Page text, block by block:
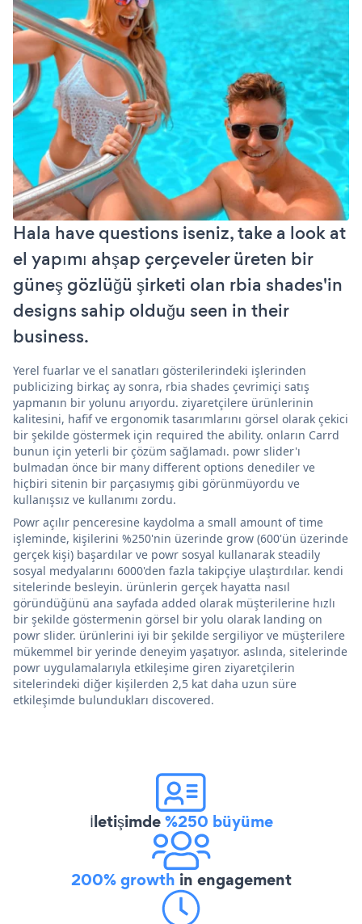
Hala have questions iseniz, take a look at
el yapımı ahşap çerçeveler üreten bir
güneş gözlüğü şirketi olan rbia shades'in
designs sahip olduğu seen in their
business.
Yerel fuarlar ve el sanatları gösterilerindeki işlerinden
publicizing birkaç ay sonra, rbia shades çevrimiçi satış
yapmanın bir yolunu arıyordu. ziyaretçilere ürünlerinin
kalitesini, hafif ve ergonomik tasarımlarını görsel olarak çekici
bir şekilde göstermek için required the ability. onların Carrd
bunun için yeterli bir çözüm sağlamadı. powr slider'ı
bulmadan önce bir many different options denediler ve
hiçbiri sitenin bir parçasıymış gibi görünmüyordu ve
kullanışsız ve kullanımı zordu.
Powr açılır penceresine kaydolma a small amount of time
işleminde, kişilerini %250'nin üzerinde grow (600'ün üzerinde
gerçek kişi) başardılar ve powr sosyal kullanarak steadily
sosyal medyalarını 6000'den fazla takipçiye ulaştırdılar. kendi
sitelerinde besleyin. ürünlerin gerçek hayatta nasıl
göründüğünü ana sayfada added olarak müşterilerine hızlı
bir şekilde göstermenin görsel bir yolu olarak landing on
powr slider. ürünlerini iyi bir şekilde sergiliyor ve müşterilere
mükemmel bir yerinde deneyim yaşatıyor. aslında, sitelerinde
powr uygulamalarıyla etkileşime giren ziyaretçilerin
sitelerindeki diğer kişilerden 2,5 kat daha uzun süre
etkileşimde bulundukları discovered.
İletişimde%250 büyüme
200% growth in engagement